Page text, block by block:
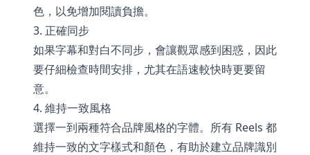
色，以免增加閱讀負擔。
3. 正確同步
如果字幕和對白不同步，會讓觀眾感到困惑，因此
要仔細檢查時間安排，尤其在語速較快時更要留
意。
4. 維持一致風格
選擇一到兩種符合品牌風格的字體。所有 Reels 都
維持一致的文字樣式和顏色，有助於建立品牌識別